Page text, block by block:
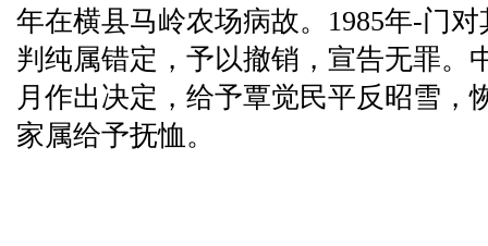
年在横县马岭农场病故。1985年-门
判纯属错定，予以撤销，宣告无罪。
月作出决定，给予覃觉民平反昭雪，
家属给予抚恤。